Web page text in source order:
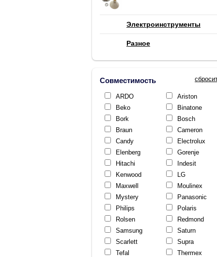
Электроинструменты
Разное
Совместимость
ARDO
Ariston
Beko
Binatone
Bork
Bosch
Braun
Cameron
Candy
Electrolux
Elenberg
Gorenje
Hitachi
Indesit
Kenwood
LG
Maxwell
Moulinex
Mystery
Panasonic
Philips
Polaris
Rolsen
Redmond
Samsung
Saturn
Scarlett
Supra
Tefal
Thermex